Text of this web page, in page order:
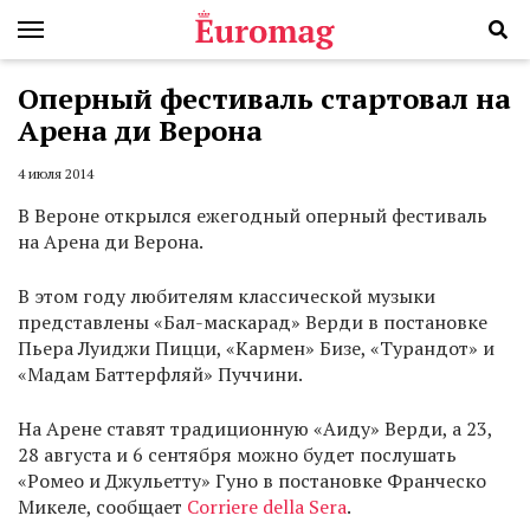
Оперный фестиваль стартовал на
Арена ди Верона
4 июля 2014
В Вероне открылся ежегодный оперный фестиваль
на Арена ди Верона.
В этом году любителям классической музыки
представлены «Бал-маскарад» Верди в постановке
Пьера Луиджи Пицци, «Кармен» Бизе, «Турандот» и
«Мадам Баттерфляй» Пуччини.
На Арене ставят традиционную «Аиду» Верди, а 23,
28 августа и 6 сентября можно будет послушать
«Ромео и Джульетту» Гуно в постановке Франческо
Микеле, сообщает Corriere della Sera.